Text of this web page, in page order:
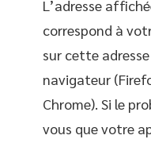
L’adresse
correspond à
sur cette
navigateur
Chrome). Si le
vous que votre